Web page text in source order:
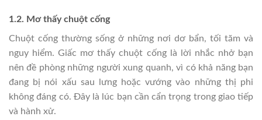
1.2. Mơ thấy chuột cống
Chuột cống thường sống ở những nơi dơ bẩn, tối tăm và
nguy hiểm. Giấc mơ thấy chuột cống là lời nhắc nhở bạn
nên đề phòng những người xung quanh, vì có khả năng bạn
đang bị nói xấu sau lưng hoặc vướng vào những thị phi
không đáng có. Đây là lúc bạn cần cẩn trọng trong giao tiếp
và hành xử.